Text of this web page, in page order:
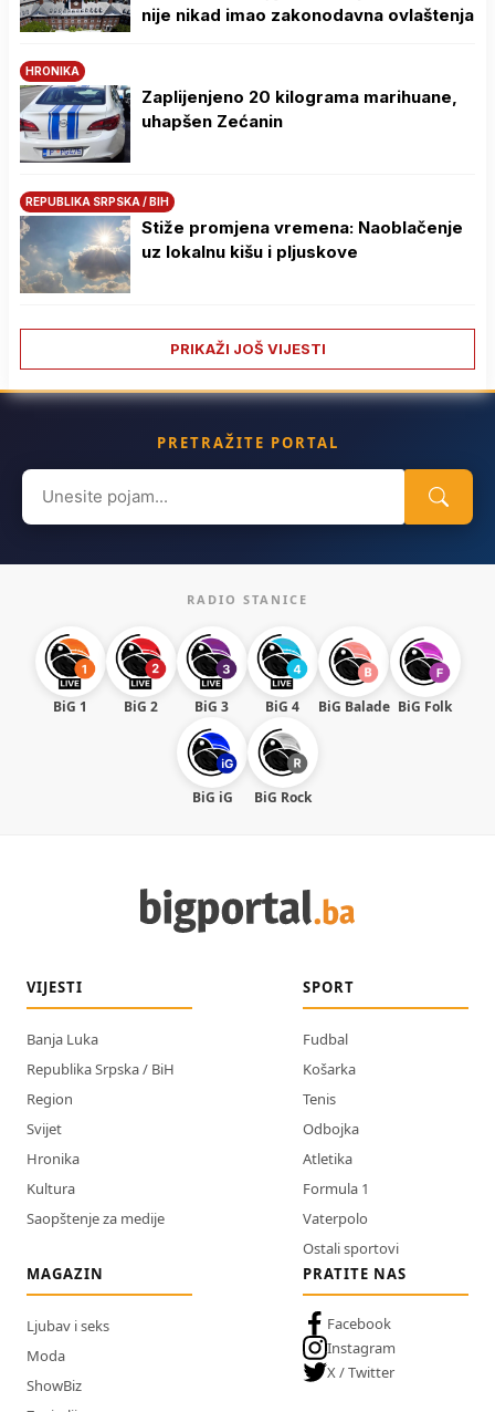
nije nikad imao zakonodavna ovlaštenja
HRONIKA
Zaplijenjeno 20 kilograma marihuane,
uhapšen Zećanin
REPUBLIKA SRPSKA / BIH
Stiže promjena vremena: Naoblačenje
uz lokalnu kišu i pljuskove
PRIKAŽI JOŠ VIJESTI
PRETRAŽITE PORTAL
Search
for:
RADIO STANICE
BiG 1 BiG 2 BiG 3 BiG 4 BiG Balade BiG Folk
BiG iG BiG Rock
VIJESTI
Banja Luka
Republika Srpska / BiH
Region
Svijet
Hronika
Kultura
Saopštenje za medije
SPORT
Fudbal
Košarka
Tenis
Odbojka
Atletika
Formula 1
Vaterpolo
Ostali sportovi
MAGAZIN
Ljubav i seks
Moda
ShowBiz
PRATITE NAS
Facebook
Instagram
X / Twitter